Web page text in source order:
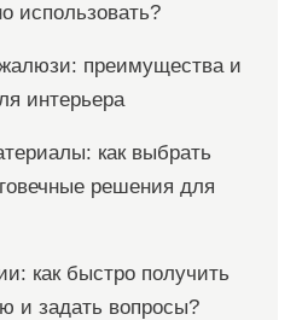
использовать?
преимущества и
интерьера
как выбрать
решения для
как быстро получить
и задать вопросы?